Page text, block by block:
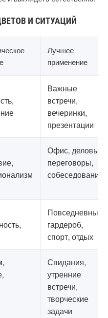
И СИТУАЦИЙ
Лучшее
применение
Важные
встречи,
вечеринки,
презентации
Офис, деловые
переговоры,
собеседования
Повседневный
гардероб,
спорт, отдых
Свидания,
утренние
встречи,
творческие
задачи